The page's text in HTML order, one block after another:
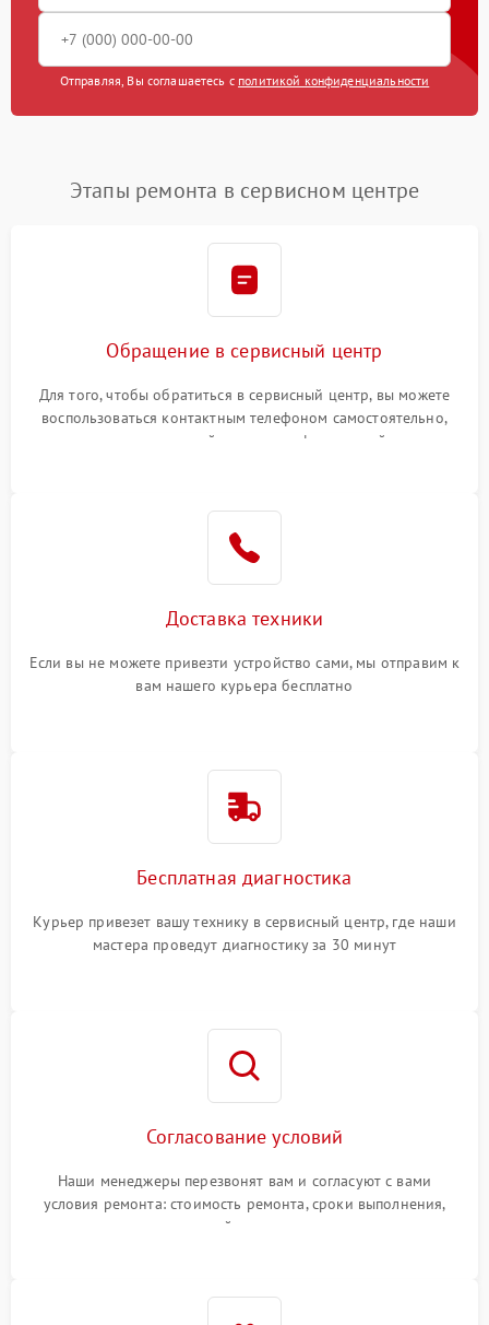
Отправляя, Вы соглашаетесь с политикой конфиденциальности
Этапы ремонта в сервисном центре
Обращение в сервисный центр
Для того, чтобы обратиться в сервисный центр, вы можете
воспользоваться контактным телефоном самостоятельно,
или оставить свой номер телефона на сайте
Доставка техники
Если вы не можете привезти устройство сами, мы отправим к
вам нашего курьера бесплатно
Бесплатная диагностика
Курьер привезет вашу технику в сервисный центр, где наши
мастера проведут диагностику за 30 минут
Согласование условий
Наши менеджеры перезвонят вам и согласуют с вами
условия ремонта: стоимость ремонта, сроки выполнения,
гарантийные условия